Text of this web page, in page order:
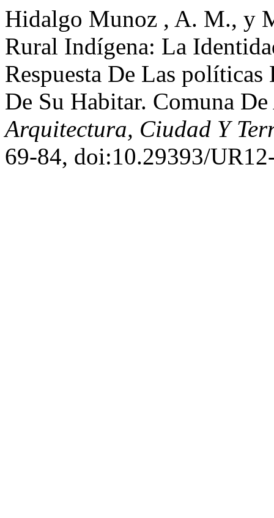
Hidalgo Munoz , A. M., y
Rural Indígena: La
Respuesta De Las políticas
De Su Habitar. Comuna
Arquitectura, Ciudad Y
69-84, doi:10.29393/